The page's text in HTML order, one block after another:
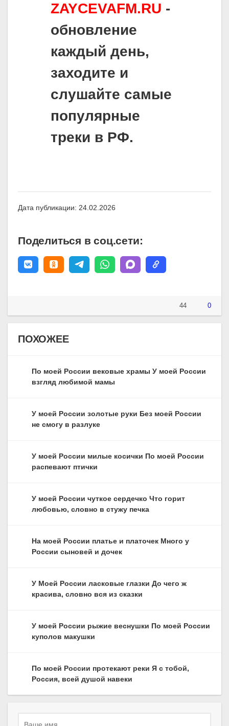
ZAYCEVAFM.RU -
обновление
каждый день,
заходите и
слушайте самые
популярные
треки в РФ.
Дата публикации: 24.02.2026
Поделиться в соц.сети:
44 0
ПОХОЖЕЕ
По моей России вековые храмы У моей России
взгляд любимой мамы
У моей России золотые руки Без моей России
не смогу в разлуке
У моей России милые косички По моей России
распевают птички
У моей России чуткое сердечко Что горит
любовью, словно в стужу печка
На моей России платье и платочек Много у
России сыновей и дочек
У Моей России ласковые глазки До чего ж
красива, словно вся из сказки
У моей России рыжие веснушки По моей России
куполов макушки
По моей России протекают реки Я с тобой,
Россия, всей душой навеки